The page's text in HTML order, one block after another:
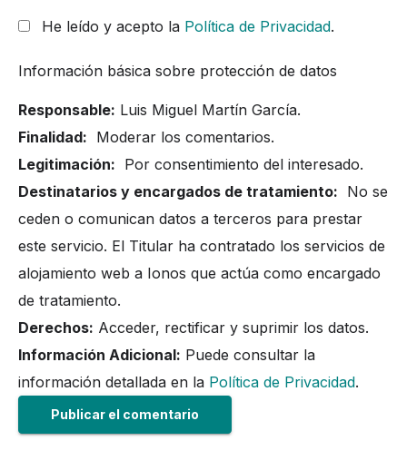
He leído y acepto la Política de Privacidad.
Información básica sobre protección de datos
Responsable: Luis Miguel Martín García.
Finalidad: Moderar los comentarios.
Legitimación: Por consentimiento del interesado.
Destinatarios y encargados de tratamiento: No se
ceden o comunican datos a terceros para prestar
este servicio. El Titular ha contratado los servicios de
alojamiento web a Ionos que actúa como encargado
de tratamiento.
Derechos: Acceder, rectificar y suprimir los datos.
Información Adicional: Puede consultar la
información detallada en la Política de Privacidad.